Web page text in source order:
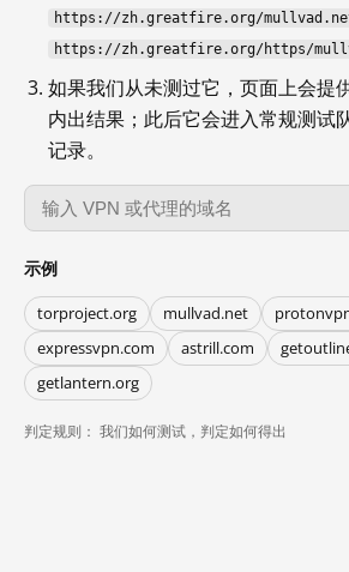
https://zh.greatfire.org/
https://zh.greatfire.org/https/
如果我们从未测过它，页面上会提
内出结果；此后它会进入常规测试
记录。
示例
torproject.org mullvad.net
expressvpn.com
astrill.com
getlantern.org
判定规则： 我们如何测试，判定如何得出